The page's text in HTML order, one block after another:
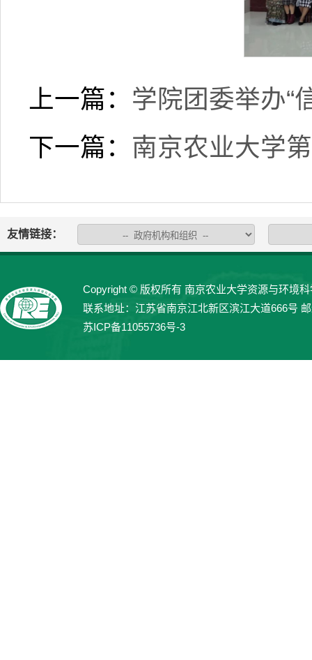
上一篇： 学院团委举办“
下一篇： 南京农业大学
友情链接：
Copyright © 版权所有 南京农业大学资源与环境
联系地址：江苏省南京江北新区滨江大道666号
苏ICP备11055736号-3